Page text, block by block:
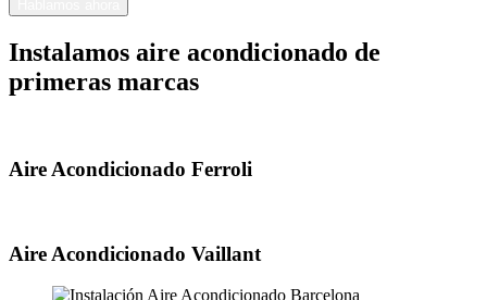
Instalamos aire acondicionado de
primeras marcas
Aire Acondicionado Ferroli
Aire Acondicionado Vaillant